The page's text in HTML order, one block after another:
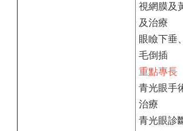
視網膜及
及治療
眼瞼下垂
毛倒插
重點專長
青光眼手
治療
青光眼診